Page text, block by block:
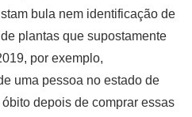
bula nem identificação de
plantas que supostamente
por exemplo,
uma pessoa no estado de
depois de comprar essas